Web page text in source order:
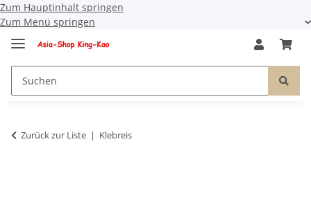
Zum Hauptinhalt springen
Zum Menü springen
Zurück zur Liste Klebreis